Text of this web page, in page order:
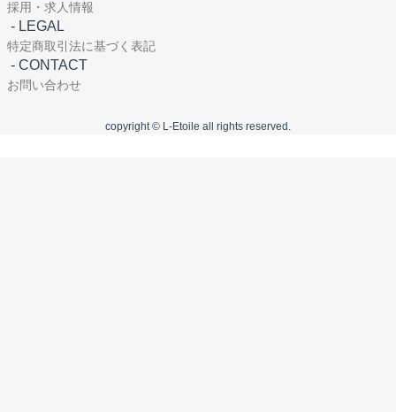
採用・求人情報
- LEGAL
特定商取引法に基づく表記
- CONTACT
お問い合わせ
copyright © L-Etoile all rights reserved.